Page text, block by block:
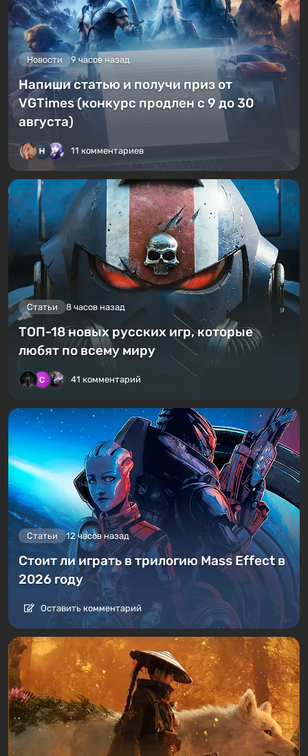
Новости 9 часов назад
Напиши статью и получи приз от
VGTimes (конкурс продлен с 9 до 30
августа)
11 комментариев
Статьи 8 часов назад
ТОП-18 новых русских игр, которые
любят по всему миру
41 комментарий
Статьи 12 часов назад
Стоит ли играть в трилогию Mass Effect в
2026 году
Оставить комментарий